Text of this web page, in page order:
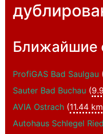
Ближайшие
ProfiGAS Bad Saulgau
Sauter Bad Buchau (
AVIA Ostrach (11.44 km
Autohaus Schlegel